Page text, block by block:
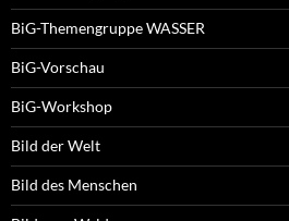
BiG-Themengruppe WASSER
BiG-Vorschau
BiG-Workshop
Bild der Welt
Bild des Menschen